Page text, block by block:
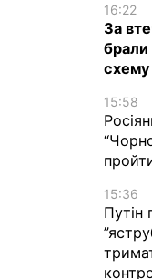
16:22
За
брали
схему
15:58
15:36
Путін